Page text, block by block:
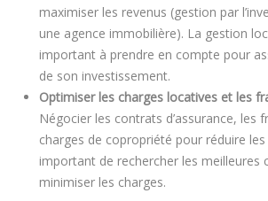
maximiser les revenus (gestion par
une agence immobilière). La gestion
important à prendre en compte pour
de son investissement.
Optimiser les charges locatives et les
Négocier les contrats d’assurance, les
charges de copropriété pour réduire
important de rechercher les meilleures
minimiser les charges.